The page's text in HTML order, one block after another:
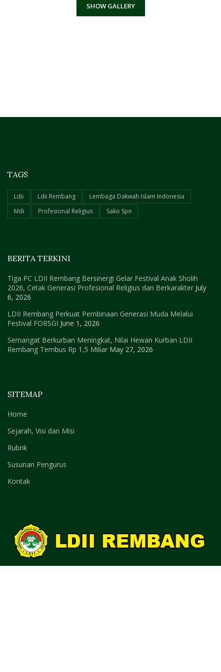
SHOW GALLERY
SITEMAP
Home
Sejarah, Visi dan Misi
Rubrik
Susunan Pengurus
Kontak
BERITA TERKINI
Tiga PC LDII Rembang Bersinergi Gelar Festival Anak Sholih
2026, Cetak Generasi Profesional Religius dan Berkarakter July
6, 2026
LDII Rembang Perkuat Pembinaan Generasi Muda Melalui
Festival FORSGI June 1, 2026
Semangat Berkurban Meningkat, Nilai Hewan Kurban LDII
Rembang Tembus Rp 1,5 Miliar May 27, 2026
TAGS
Ldii Ldii Rembang
Lembaga Dakwah Islam Indonesia
Mdi
Profesional Religius Sako Spn